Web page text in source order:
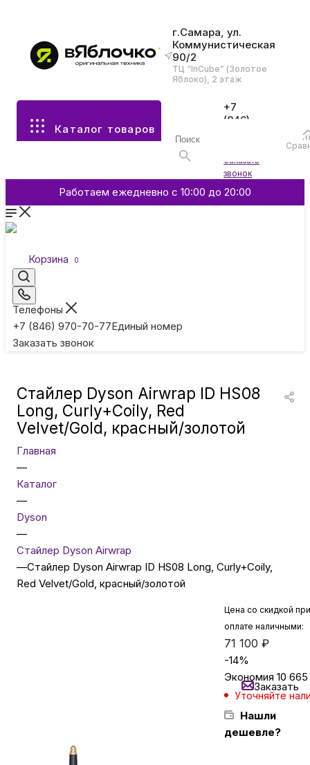
г.Самара, ул.
Коммунистическая
90/2
ТЦ “InCube” (Золотое
Яблоко), 2 этаж
Каталог товаров
+7
(846)
Заказать
звонок
Работаем ежедневно с 10:00 до 20:00
Корзина 0
Телефоны
+7 (846) 970-70-77Единый номер
Заказать звонок
Все разделы каталога
Аксессуары
Смартфоны и гаджеты
Умные кольца
Фототехника
Бытовая техника
Стайлер Dyson Airwrap ID HS08
Long, Curly+Coily, Red
Velvet/Gold, красный/золотой
Главная
—
Каталог
—
Dyson
—
Стайлер Dyson Airwrap
—Стайлер Dyson Airwrap ID HS08 Long, Curly+Coily,
Red Velvet/Gold, красный/золотой
Цена со скидкой при
оплате наличными:
71 100 ₽
-14%
Экономия 10 665
Уточняйте
Нашли
дешевле?
Заказать